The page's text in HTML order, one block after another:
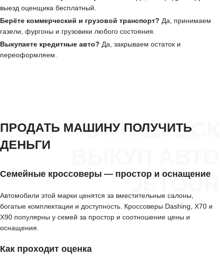
выезд оценщика бесплатный.
Берёте коммерческий и грузовой транспорт? Да, принимаем
газели, фургоны и грузовики любого состояния.
Выкупаете кредитные авто? Да, закрываем остаток и
переоформляем.
ОКТЯБРЬСК
JETOUR
ПРОДАТЬ МАШИНУ ПОЛУЧИТЬ
ДЕНЬГИ
Семейные кроссоверы — простор и оснащение
Автомобили этой марки ценятся за вместительные салоны,
богатые комплектации и доступность. Кроссоверы Dashing, X70 и
X90 популярны у семей за простор и соотношение цены и
оснащения.
Как проходит оценка